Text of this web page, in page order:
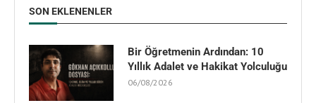
SON EKLENENLER
Bir Öğretmenin Ardından: 10
Yıllık Adalet ve Hakikat Yolculuğu
06/08/2026